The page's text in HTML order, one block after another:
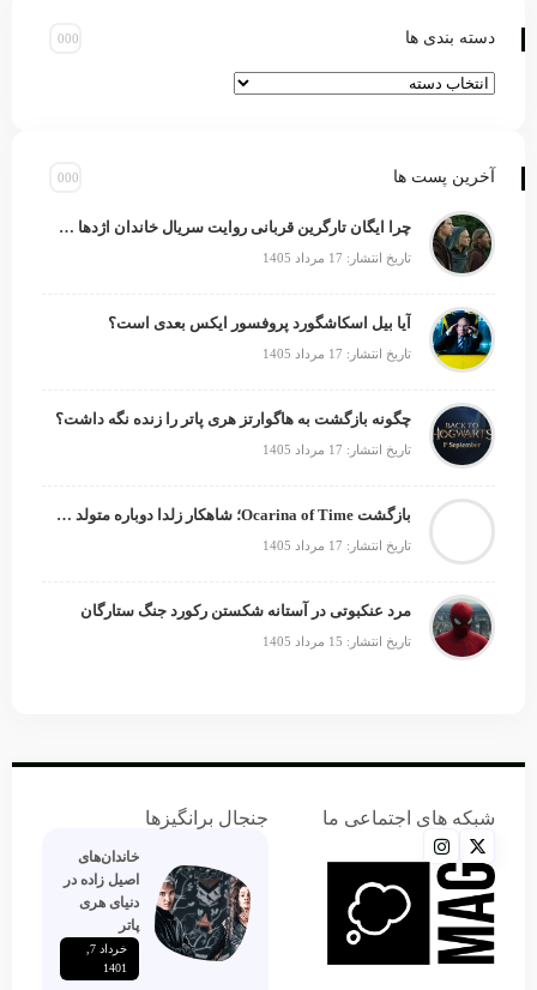
دسته بندی ها
آخرین پست ها
چرا ایگان تارگرین قربانی روایت سریال خاندان اژدها شد؟
تاریخ انتشار: 17 مرداد 1405
آیا بیل اسکاشگورد پروفسور ایکس بعدی است؟
تاریخ انتشار: 17 مرداد 1405
چگونه بازگشت به هاگوارتز هری پاتر را زنده نگه داشت؟
تاریخ انتشار: 17 مرداد 1405
بازگشت Ocarina of Time؛ شاهکار زلدا دوباره متولد می‌شود
تاریخ انتشار: 17 مرداد 1405
مرد عنکبوتی در آستانه شکستن رکورد جنگ ستارگان
تاریخ انتشار: 15 مرداد 1405
شبکه های اجتماعی ما جنجال برانگیزها
خاندان‌های
اصیل زاده‌ در
دنیای هری
پاتر
1401